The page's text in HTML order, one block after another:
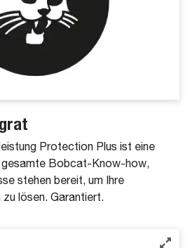
Protection Plus ist eine
gesamte Bobcat-Know-how,
stehen bereit, um Ihre
lösen. Garantiert.